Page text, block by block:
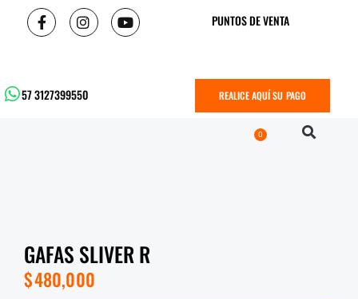
PUNTOS DE VENTA
57 3127399550 REALICE AQUÍ SU PAGO
0
GAFAS SLIVER R
$480,000